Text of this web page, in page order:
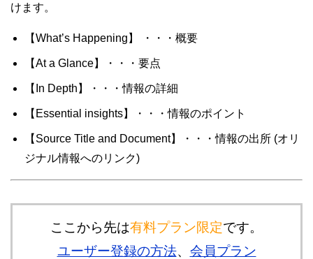
けます。
【What’s Happening】 ・・・概要
【At a Glance】・・・要点
【In Depth】・・・情報の詳細
【Essential insights】・・・情報のポイント
【Source Title and Document】・・・情報の出所 (オリ
ジナル情報へのリンク)
ここから先は有料プラン限定です。
ユーザー登録の方法、 会員プラン